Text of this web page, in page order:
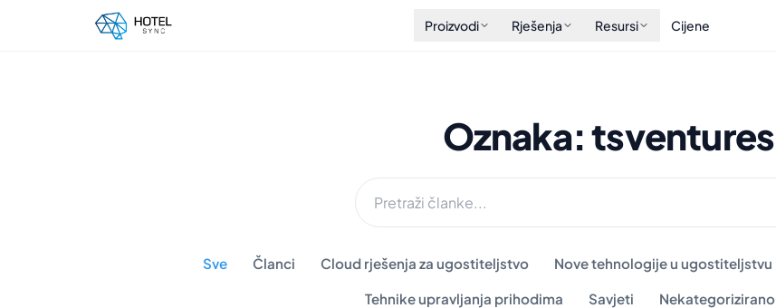
Proizvodi Rješenja Resursi Cijene
Oznaka: tsventures
Sve Članci Cloud rješenja za ugostiteljstvo Nove tehnologije u ugostiteljstvu
Tehnike upravljanja prihodima Savjeti Nekategorizirano